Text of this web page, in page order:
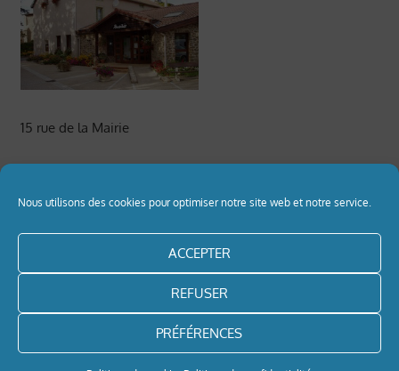
Nous utilisons des cookies pour optimiser notre site web et notre service.
ACCEPTER
REFUSER
PRÉFÉRENCES
15 rue de la Mairie
mairie@saintmedardenforez.fr